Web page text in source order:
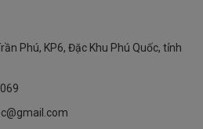
Phú, KP6, Đặc Khu Phú Quốc, tỉnh